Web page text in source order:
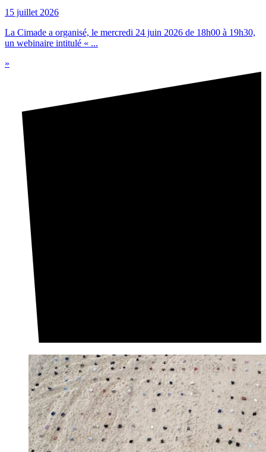
15 juillet 2026
La Cimade a organisé, le mercredi 24 juin 2026 de 18h00 à 19h30,
un webinaire intitulé « ...
»